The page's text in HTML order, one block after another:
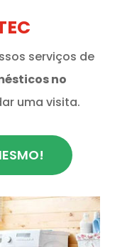
serviços de
no
uma visita.